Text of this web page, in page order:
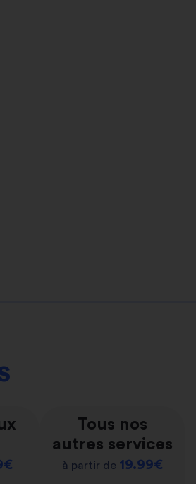
Tous nos
autres services
à partir de 19.99€